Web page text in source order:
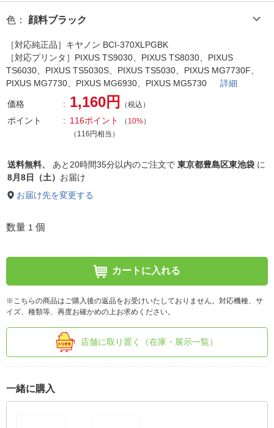
色 ： 顔料ブラック
［対応純正品］キヤノン BCI-370XLPGBK
［対応プリンタ］PIXUS TS9030、PIXUS TS8030、PIXUS
TS6030、PIXUS TS5030S、PIXUS TS5030、PIXUS MG7730F、
PIXUS MG7730、PIXUS MG6930、PIXUS MG5730 詳細
価格 1,160円 （税込）
ポイント 116ポイント （ 10%）
（116円相当）
送料無料、 あと 20時間35分以内のご注文で 東京都豊島区東池袋 に
8月8日（土） お届け
お届け先を変更する
数量 1 個
カートに入れる
※こちらの商品はご購入後の返品をお受けいたしておりません。対応機種、サ
イズ、種類等、再度お確かめの上お求めください。
店舗に取り置く（在庫・展示一覧）
一緒に購入